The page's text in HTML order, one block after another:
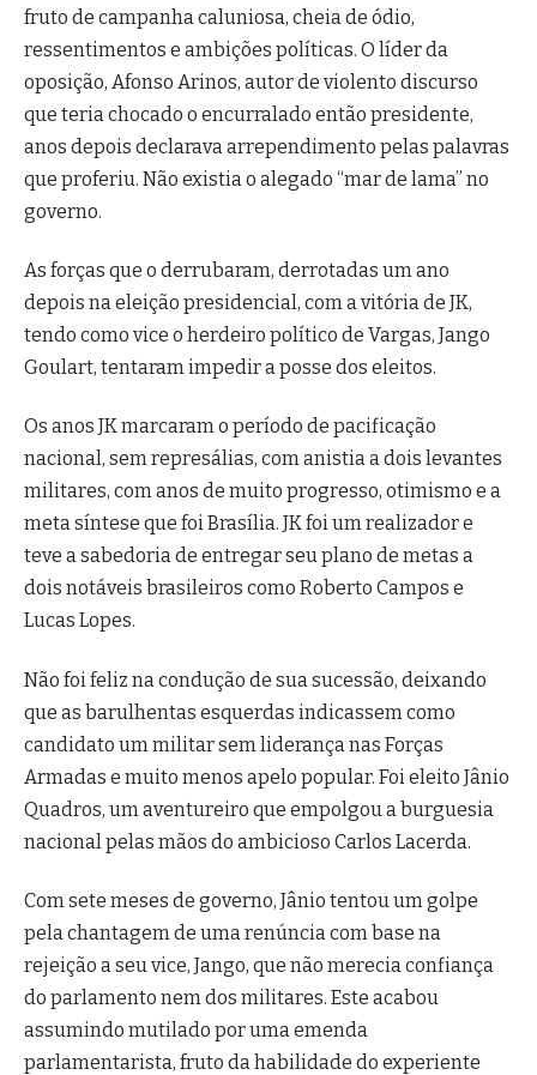
fruto de campanha caluniosa, cheia de ódio,
ressentimentos e ambições políticas. O líder da
oposição, Afonso Arinos, autor de violento discurso
que teria chocado o encurralado então presidente,
anos depois declarava arrependimento pelas palavras
que proferiu. Não existia o alegado “mar de lama” no
governo.
As forças que o derrubaram, derrotadas um ano
depois na eleição presidencial, com a vitória de JK,
tendo como vice o herdeiro político de Vargas, Jango
Goulart, tentaram impedir a posse dos eleitos.
Os anos JK marcaram o período de pacificação
nacional, sem represálias, com anistia a dois levantes
militares, com anos de muito progresso, otimismo e a
meta síntese que foi Brasília. JK foi um realizador e
teve a sabedoria de entregar seu plano de metas a
dois notáveis brasileiros como Roberto Campos e
Lucas Lopes.
Não foi feliz na condução de sua sucessão, deixando
que as barulhentas esquerdas indicassem como
candidato um militar sem liderança nas Forças
Armadas e muito menos apelo popular. Foi eleito Jânio
Quadros, um aventureiro que empolgou a burguesia
nacional pelas mãos do ambicioso Carlos Lacerda.
Com sete meses de governo, Jânio tentou um golpe
pela chantagem de uma renúncia com base na
rejeição a seu vice, Jango, que não merecia confiança
do parlamento nem dos militares. Este acabou
assumindo mutilado por uma emenda
parlamentarista, fruto da habilidade do experiente